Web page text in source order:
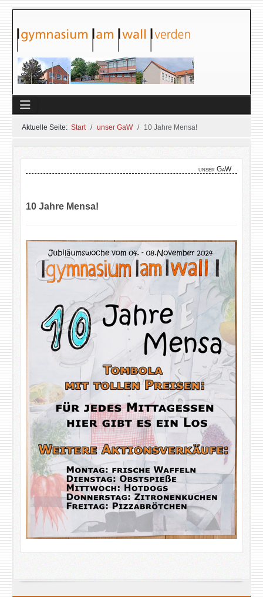
Aktuelle Seite: Start unser GaW 10 Jahre Mensa!
unser GaW
10 Jahre Mensa!